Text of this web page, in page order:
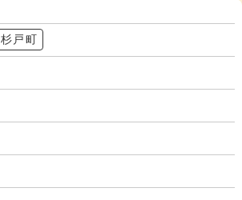
杉戸町